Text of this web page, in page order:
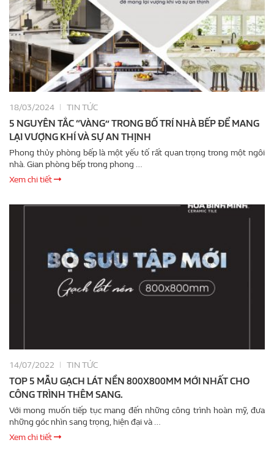
18/03/2024 TIN TỨC
5 NGUYÊN TẮC “VÀNG” TRONG BỐ TRÍ NHÀ BẾP ĐỂ MANG
LẠI VƯỢNG KHÍ VÀ SỰ AN THỊNH
Phong thủy phòng bếp là một yếu tố rất quan trọng trong một ngôi
nhà. Gian phòng bếp trong phong …
Xem chi tiết
14/07/2022 TIN TỨC
TOP 5 MẪU GẠCH LÁT NỀN 800X800MM MỚI NHẤT CHO
CÔNG TRÌNH THÊM SANG.
Với mong muốn tiếp tục mang đến những công trình hoàn mỹ, đưa
những góc nhìn sang trọng, hiện đại và …
Xem chi tiết